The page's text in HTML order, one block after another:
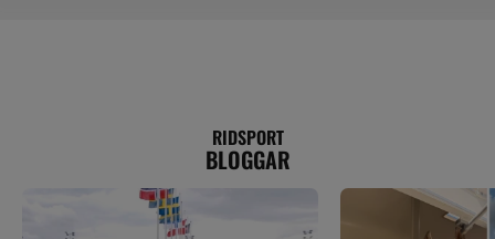
RIDSPORT
BLOGGAR